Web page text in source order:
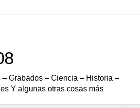
– Grabados – Ciencia – Historia –
Y algunas otras cosas más